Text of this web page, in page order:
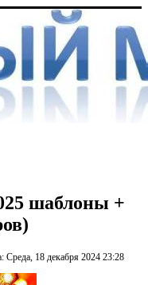
шаблоны +
Среда, 18 декабря 2024 23:28